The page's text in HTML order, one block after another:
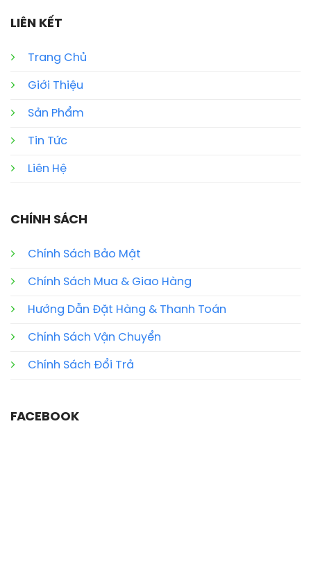
LIÊN KẾT
Trang Chủ
Giới Thiệu
Sản Phẩm
Tin Tức
Liên Hệ
CHÍNH SÁCH
Chính Sách Bảo Mật
Chính Sách Mua & Giao Hàng
Hướng Dẫn Đặt Hàng & Thanh Toán
Chính Sách Vận Chuyển
Chính Sách Đổi Trả
FACEBOOK